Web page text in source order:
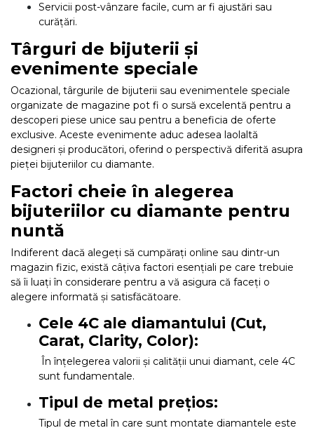
Servicii post-vânzare facile, cum ar fi ajustări sau
curățări.
Târguri de bijuterii și
evenimente speciale
Ocazional, târgurile de bijuterii sau evenimentele speciale
organizate de magazine pot fi o sursă excelentă pentru a
descoperi piese unice sau pentru a beneficia de oferte
exclusive. Aceste evenimente aduc adesea laolaltă
designeri și producători, oferind o perspectivă diferită asupra
pieței bijuteriilor cu diamante.
Factori cheie în alegerea
bijuteriilor cu diamante pentru
nuntă
Indiferent dacă alegeți să cumpărați online sau dintr-un
magazin fizic, există câțiva factori esențiali pe care trebuie
să îi luați în considerare pentru a vă asigura că faceți o
alegere informată și satisfăcătoare.
Cele 4C ale diamantului (Cut,
Carat, Clarity, Color):
În înțelegerea valorii și calității unui diamant, cele 4C
sunt fundamentale.
Tipul de metal prețios:
Tipul de metal în care sunt montate diamantele este